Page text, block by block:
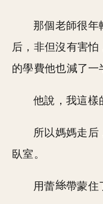
那個老師很年
后，非但沒有害
的學費他也減了一
他說，我這樣
所以媽媽走后
臥室。
用蕾 帶蒙住